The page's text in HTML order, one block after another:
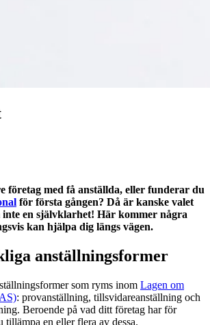
företag med få anställda, eller funderar du
för första gången? Då är kanske valet
en självklarhet! Här kommer några
kan hjälpa dig längs vägen.
anställningsformer
som ryms inom Lagen om
: provanställning, tillsvidareanställning och
Beroende på vad ditt företag har för
tillämpa en eller flera av dessa.